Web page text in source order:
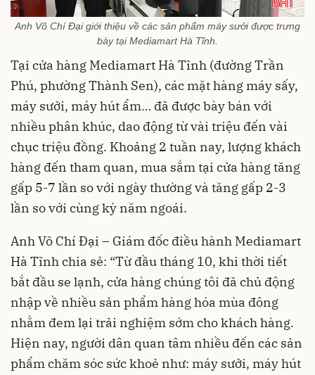
Anh Võ Chí Đại giới thiệu về các sản phẩm máy sưởi được trưng
bày tại Mediamart Hà Tĩnh.
Tại cửa hàng Mediamart Hà Tĩnh (đường Trần
Phú, phường Thành Sen), các mặt hàng máy sấy,
máy sưởi, máy hút ẩm… đã được bày bán với
nhiều phân khúc, dao động từ vài triệu đến vài
chục triệu đồng. Khoảng 2 tuần nay, lượng khách
hàng đến tham quan, mua sắm tại cửa hàng tăng
gấp 5-7 lần so với ngày thường và tăng gấp 2-3
lần so với cùng kỳ năm ngoái.
Anh Võ Chí Đại – Giám đốc điều hành Mediamart
Hà Tĩnh chia sẻ: “Từ đầu tháng 10, khi thời tiết
bắt đầu se lạnh, cửa hàng chúng tôi đã chủ động
nhập về nhiều sản phẩm hàng hóa mùa đông
nhằm đem lại trải nghiệm sớm cho khách hàng.
Hiện nay, người dân quan tâm nhiều đến các sản
phẩm chăm sóc sức khoẻ như: máy sưởi, máy hút